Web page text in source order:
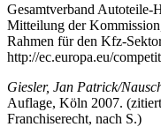
Gesamtverband Autoteile-
Mitteilung der
Rahmen für den Kfz-
http://ec.europa.eu/
Giesler, Jan Patrick/
Auflage, Köln 2007.
Franchiserecht, nach S.)